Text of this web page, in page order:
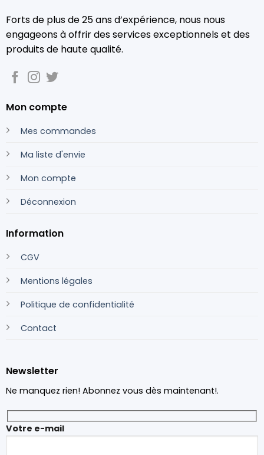
Forts de plus de 25 ans d’expérience, nous nous
engageons à offrir des services exceptionnels et des
produits de haute qualité.
Mon compte
Mes commandes
Ma liste d'envie
Mon compte
Déconnexion
Information
CGV
Mentions légales
Politique de confidentialité
Contact
Newsletter
Ne manquez rien! Abonnez vous dès maintenant!.
Votre e-mail